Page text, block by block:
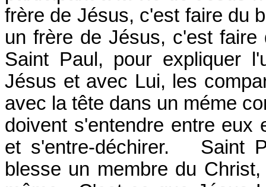
frère de Jésus, c'est faire du
un frère de Jésus, c'est
Saint Paul, pour expliquer
Jésus et avec Lui, les
avec la tête dans un méme
doivent s'entendre entre eux
et s'entre-déchirer. Saint
blesse un membre du